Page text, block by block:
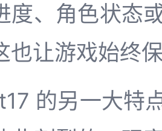
度、角色状态
也让游戏始终
的另一大特